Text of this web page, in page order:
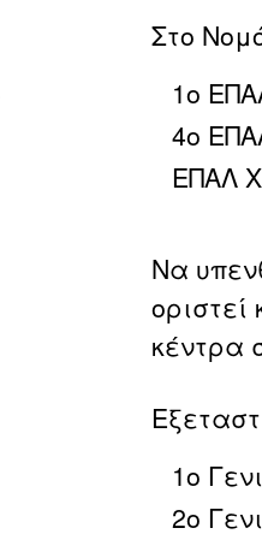
Στο
1ο
4ο
ΕΠΑΛ
Να
κέντρα
1ο
2ο